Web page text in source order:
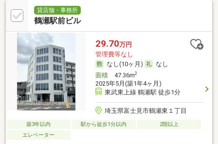
貸店舗・事務所
鶴瀬駅前ビル
29.70万円
管理費等なし
なし(10ヶ月)
なし
面積47.36m2
2025年5月(築1年4ヶ月)
東武東上線 鶴瀬駅 徒歩1分
埼玉県富士見市鶴瀬東１丁目
築3年以内 駅から徒歩1分以内
2階以上
エレベーター